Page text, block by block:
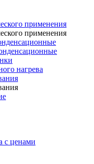
применения
применения
нагрева
с ценами